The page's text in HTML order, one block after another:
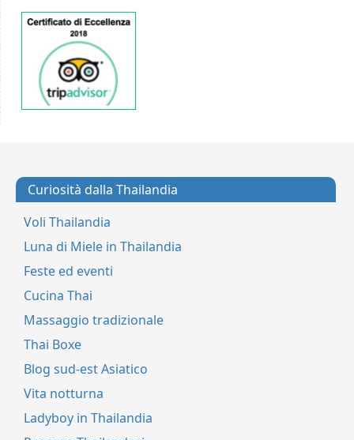
Curiosità dalla Thailandia
Voli Thailandia
Luna di Miele in Thailandia
Feste ed eventi
Cucina Thai
Massaggio tradizionale
Thai Boxe
Blog sud-est Asiatico
Vita notturna
Ladyboy in Thailandia